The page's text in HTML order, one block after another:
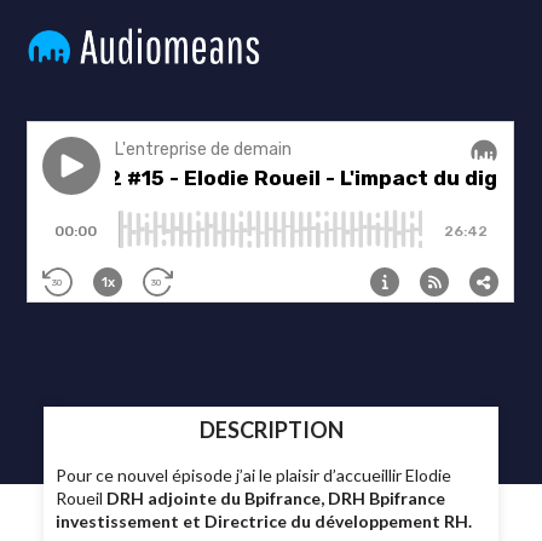
DESCRIPTION
Pour ce nouvel épisode j’ai le plaisir d’accueillir Elodie
Roueil DRH adjointe du Bpifrance, DRH Bpifrance
investissement et Directrice du développement RH.